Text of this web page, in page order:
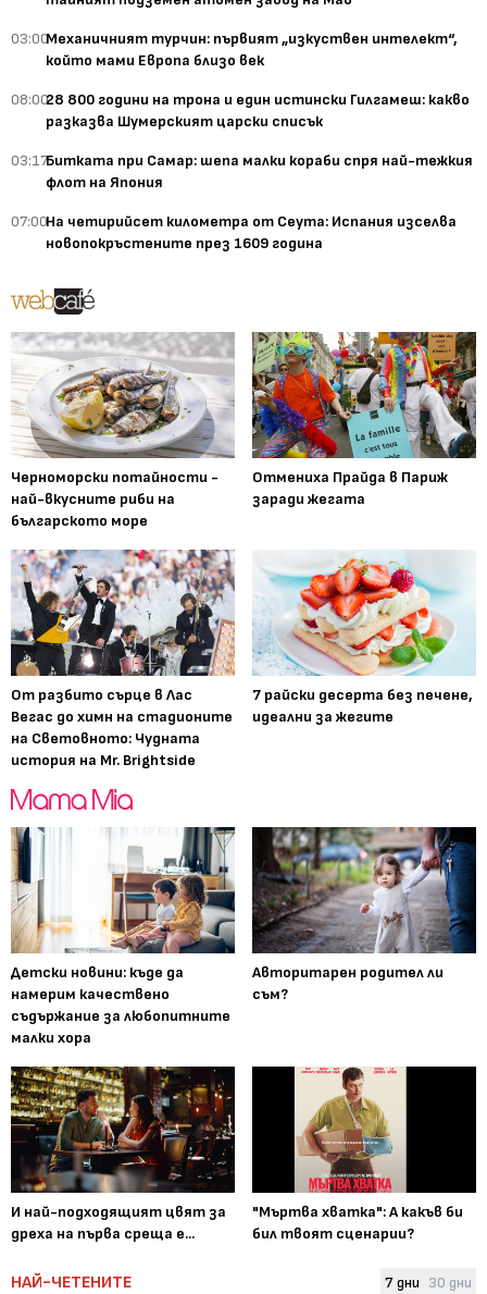
03:00Механичният турчин: първият „изкуствен интелект“,
който мами Европа близо век
08:0028 800 години на трона и един истински Гилгамеш: какво
разказва Шумерският царски списък
03:17Битката при Самар: шепа малки кораби спря най-тежкия
флот на Япония
07:00На четирийсет километра от Сеута: Испания изселва
новопокръстените през 1609 година
Черноморски потайности -
най-вкусните риби на
българското море
Отмениха Прайда в Париж
заради жегата
От разбито сърце в Лас
Вегас до химн на стадионите
на Световното: Чудната
история на Mr. Brightside
7 райски десерта без печене,
идеални за жегите
Детски новини: къде да
намерим качествено
съдържание за любопитните
малки хора
Авторитарен родител ли
съм?
И най-подходящият цвят за
дреха на първа среща е...
"Мъртва хватка": А какъв би
бил твоят сценарии?
НАЙ-ЧЕТЕНИТЕ 7 дни 30 дни